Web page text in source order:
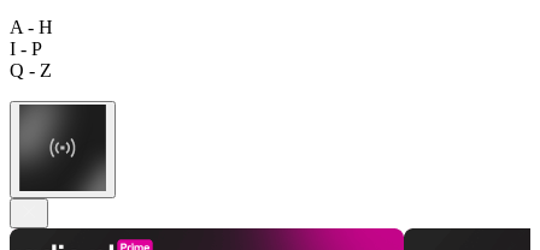
A - H
I - P
Q - Z